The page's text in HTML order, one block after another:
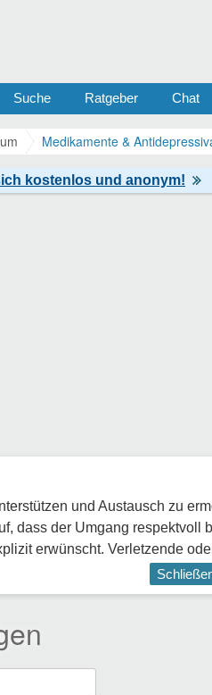
Suche Ratgeber Chat
Medikamente &
und Austausch zu
dass der Umgang
erwünscht. Verletzende